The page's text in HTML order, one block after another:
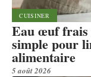
CUISINER
Eau œuf frais
simple pour
alimentaire
5 août 2026